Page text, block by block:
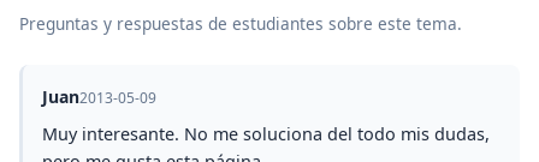
Preguntas y respuestas de estudiantes sobre este tema.
Juan2013-05-09
Muy interesante. No me soluciona del todo mis dudas,